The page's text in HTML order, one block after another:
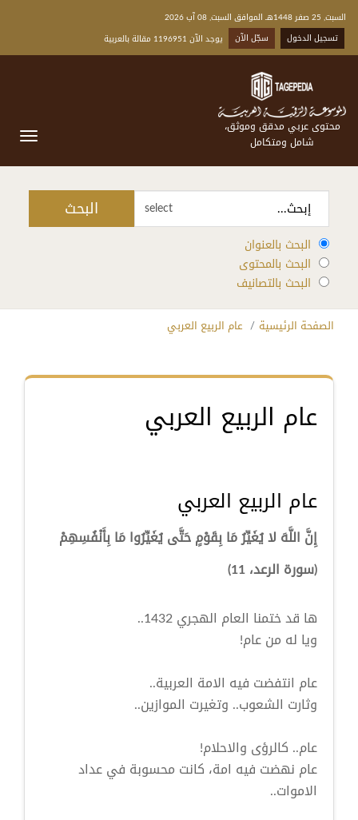
السبت, 25 صفر 1448هـ الموافق السبت, 08 آب 2026
تسجيل الدخول
سجّل الآن يوجد الآن 1196951 مقالة بالعربية
محتوى عربي مدقق وموثق،
شامل ومتكامل
select البحث
البحث بالعنوان
البحث بالمحتوى
البحث بالتصانيف
الصفحة الرئيسية عام الربيع العربي
عام الربيع العربي
عام الربيع العربي
إِنَّ اللَّهَ لا يُغَيِّرُ مَا بِقَوْمٍ حَتَّى يُغَيِّرُوا مَا بِأَنْفُسِهِمْ
(سورة الرعد، 11)
ها قد ختمنا العام الهجري 1432..
ويا له من عام!
عام انتفضت فيه الامة العربية..
وثارت الشعوب.. وتغيرت الموازين..
عام.. كالرؤى والاحلام!
عام نهضت فيه امة، كانت محسوبة في عداد
الاموات..